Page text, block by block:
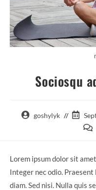
Sociosqu
goshylyk
Lorem ipsum dolor sit
Integer nec odio. Praesent
diam. Sed nisi. Nulla quis